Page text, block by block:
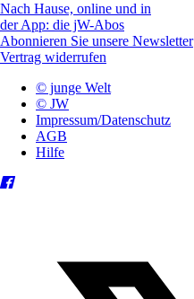
Nach Hause, online und in
der App: die jW-Abos
Abonnieren Sie unsere Newsletter
Vertrag widerrufen
© junge Welt
© JW
Impressum/Datenschutz
AGB
Hilfe